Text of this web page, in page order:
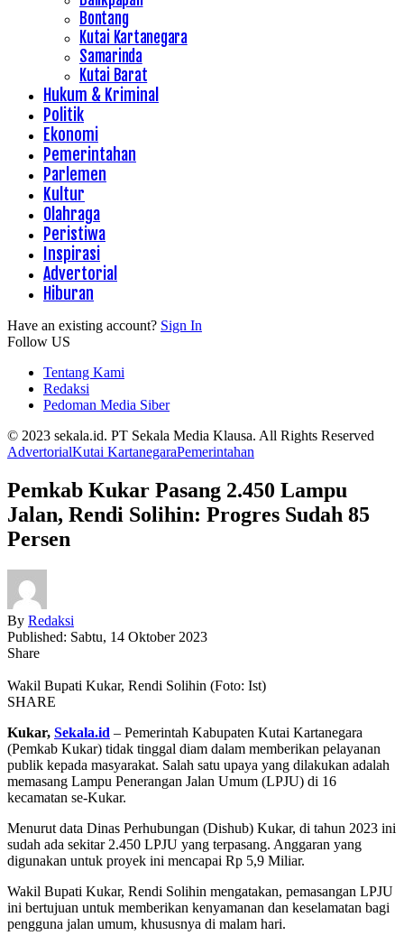
Bontang
Kutai Kartanegara
Samarinda
Kutai Barat
Hukum & Kriminal
Politik
Ekonomi
Pemerintahan
Parlemen
Kultur
Olahraga
Peristiwa
Inspirasi
Advertorial
Hiburan
Have an existing account? Sign In
Follow US
Tentang Kami
Redaksi
Pedoman Media Siber
© 2023 sekala.id. PT Sekala Media Klausa. All Rights Reserved
AdvertorialKutai KartanegaraPemerintahan
Pemkab Kukar Pasang 2.450 Lampu
Jalan, Rendi Solihin: Progres Sudah 85
Persen
By Redaksi
Published: Sabtu, 14 Oktober 2023
Share
Wakil Bupati Kukar, Rendi Solihin (Foto: Ist)
SHARE
Kukar, Sekala.id – Pemerintah Kabupaten Kutai Kartanegara
(Pemkab Kukar) tidak tinggal diam dalam memberikan pelayanan
publik kepada masyarakat. Salah satu upaya yang dilakukan adalah
memasang Lampu Penerangan Jalan Umum (LPJU) di 16
kecamatan se-Kukar.
Menurut data Dinas Perhubungan (Dishub) Kukar, di tahun 2023 ini
sudah ada sekitar 2.450 LPJU yang terpasang. Anggaran yang
digunakan untuk proyek ini mencapai Rp 5,9 Miliar.
Wakil Bupati Kukar, Rendi Solihin mengatakan, pemasangan LPJU
ini bertujuan untuk memberikan kenyamanan dan keselamatan bagi
pengguna jalan umum, khususnya di malam hari.